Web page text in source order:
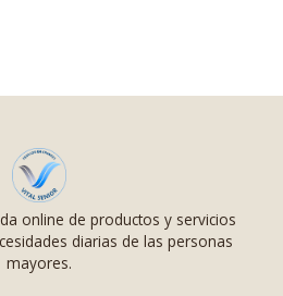
online de productos y servicios
diarias de las personas
mayores.